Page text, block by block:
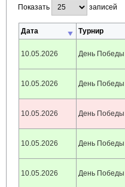
Показать записей
Дата Турнир
10.05.2026 День Победы
10.05.2026 День Победы
10.05.2026 День Победы
10.05.2026 День Победы
10.05.2026 День Победы